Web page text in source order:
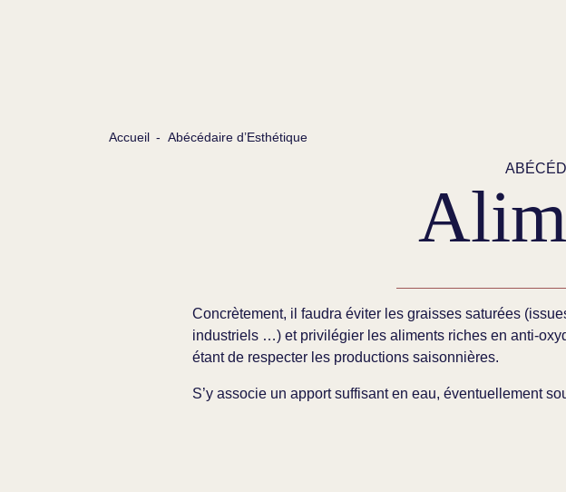
Accueil - Abécédaire d’Esthétique
Concrètement, il faudra éviter les graisses saturées
industriels …) et privilégier les aliments riches en anti-
étant de respecter les productions saisonnières.
S’y associe un apport suffisant en eau, éventuellement